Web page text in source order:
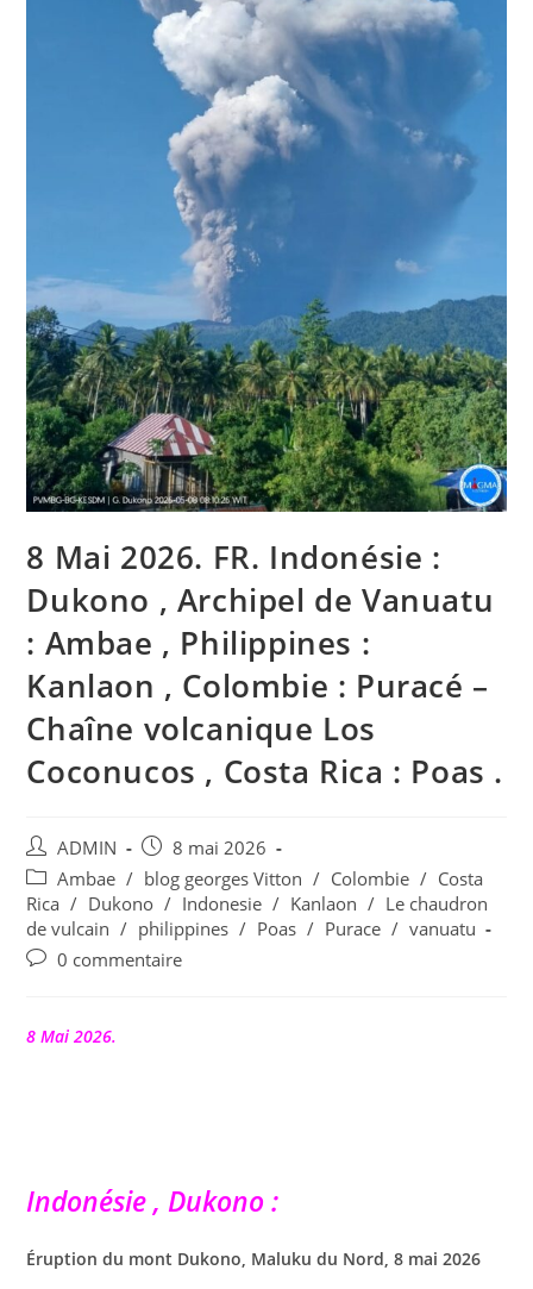
8 Mai 2026. FR. Indonésie :
Dukono , Archipel de Vanuatu
: Ambae , Philippines :
Kanlaon , Colombie : Puracé –
Chaîne volcanique Los
Coconucos , Costa Rica : Poas .
Auteur/autrice
de
la
publication :
ADMIN
Publication
publiée :
8 mai 2026
Post
category:
Ambae / blog georges Vitton / Colombie / Costa
Rica / Dukono / Indonesie / Kanlaon / Le chaudron
de vulcain / philippines / Poas / Purace / vanuatu
Commentaires
publication :
0 commentaire
8 Mai 2026.
Indonésie , Dukono :
Éruption du mont Dukono, Maluku du Nord, 8 mai 2026